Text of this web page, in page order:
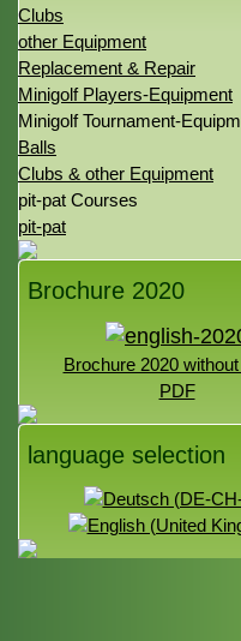
Clubs
other Equipment
Replacement & Repair
Minigolf Players-Equipment
Minigolf Tournament-
Balls
Clubs & other Equipment
pit-pat Courses
pit-pat
Brochure 2020
Brochure 2020
PDF
language selection